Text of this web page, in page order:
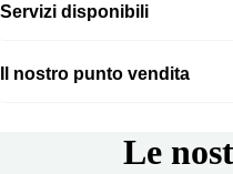
Servizi disponibili
Il nostro punto vendita
Le